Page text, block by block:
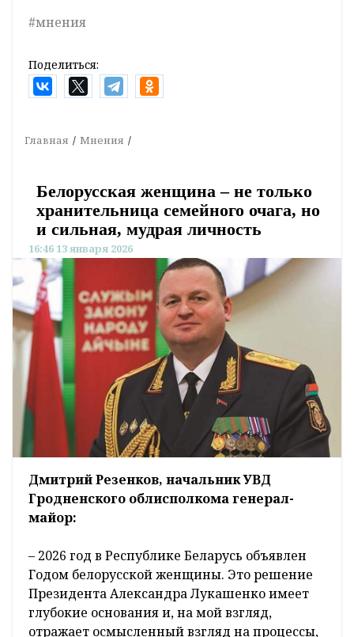
#мнения
Поделиться:
Главная Мнения
Белорусская женщина – не только
хранительница семейного очага, но
и сильная, мудрая личность
16:46 13 января 2026
Дмитрий Резенков, начальник УВД
Гродненского облисполкома генерал-
майор:
– 2026 год в Республике Беларусь объявлен
Годом белорусской женщины. Это решение
Президента Александра Лукашенко имеет
глубокие основания и, на мой взгляд,
отражает осмысленный взгляд на процессы,